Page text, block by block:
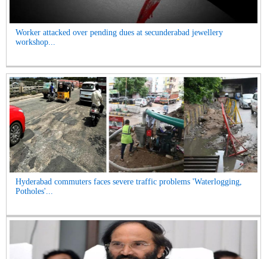
Worker attacked over pending dues at secunderabad jewellery
workshop...
Hyderabad commuters faces severe traffic problems 'Waterlogging,
Potholes'...